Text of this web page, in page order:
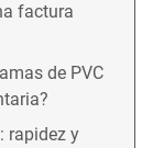
factura
de PVC
rapidez y